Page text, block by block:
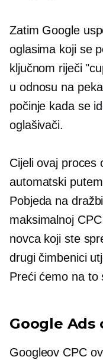
Zatim Google
oglasima koji se
ključnom riječi
u odnosu na
počinje kada se
oglašivači.
Cijeli ovaj proces
automatski
Pobjeda na
maksimalnoj
novca koji ste
drugi čimbenici
Preći ćemo na to
Google Ads
Googleov CPC